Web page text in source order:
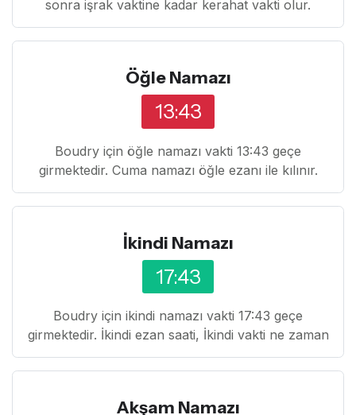
sonra işrak vaktine kadar kerahat vakti olur.
Öğle Namazı
13:43
Boudry için öğle namazı vakti 13:43 geçe
girmektedir. Cuma namazı öğle ezanı ile kılınır.
İkindi Namazı
17:43
Boudry için ikindi namazı vakti 17:43 geçe
girmektedir. İkindi ezan saati, İkindi vakti ne zaman
Akşam Namazı